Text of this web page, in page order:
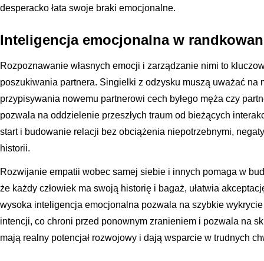
desperacko łata swoje braki emocjonalne.
Inteligencja emocjonalna w
Rozpoznawanie własnych emocji i zarządzanie nimi to
poszukiwania partnera. Singielki z odzysku muszą uważać na
przypisywania nowemu partnerowi cech byłego męża czy
pozwala na oddzielenie przeszłych traum od bieżących
start i budowanie relacji bez obciążenia niepotrzebnymi,
historii.
Rozwijanie empatii wobec samej siebie i innych pomaga w
że każdy człowiek ma swoją historię i bagaż, ułatwia
wysoka inteligencja emocjonalna pozwala na szybkie
intencji, co chroni przed ponownym zranieniem i pozwala na
mają realny potencjał rozwojowy i dają wsparcie w trudnych